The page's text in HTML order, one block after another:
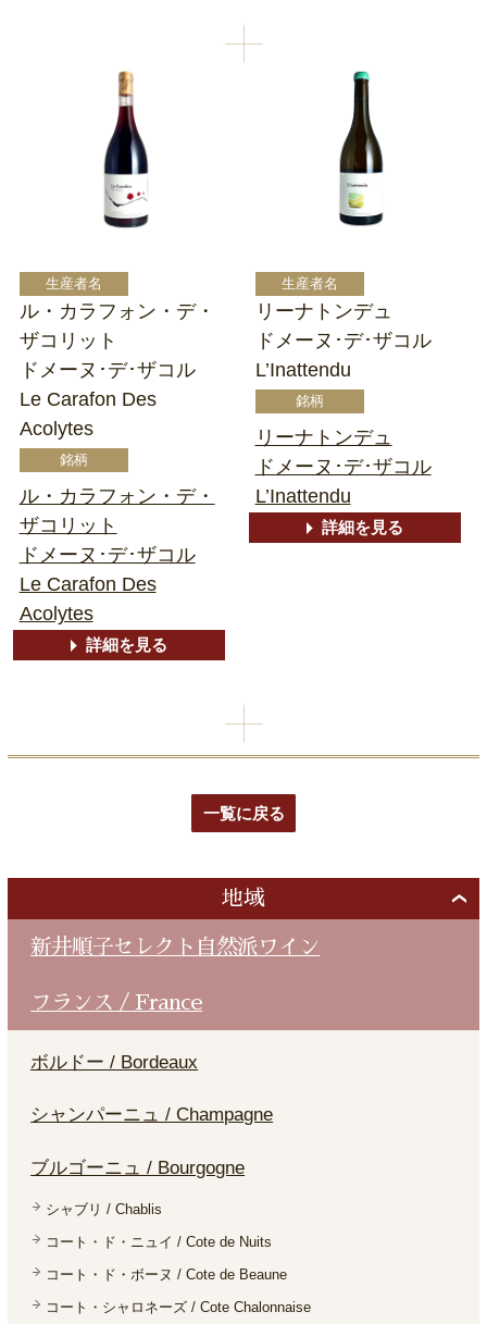
ル・カラフォン・デ・
ザコリット
ドメーヌ･デ･ザコル
Le Carafon Des
Acolytes
ル・カラフォン・デ・
ザコリット
ドメーヌ･デ･ザコル
Le Carafon Des
Acolytes
詳細を見る
リーナトンデュ
ドメーヌ･デ･ザコル
L’Inattendu
リーナトンデュ
ドメーヌ･デ･ザコル
L’Inattendu
詳細を見る
一覧に戻る
地域
新井順子セレクト自然派ワイン
フランス / France
ボルドー / Bordeaux
シャンパーニュ / Champagne
ブルゴーニュ / Bourgogne
シャブリ / Chablis
コート・ド・ニュイ / Cote de Nuits
コート・ド・ボーヌ / Cote de Beaune
コート・シャロネーズ / Cote Chalonnaise